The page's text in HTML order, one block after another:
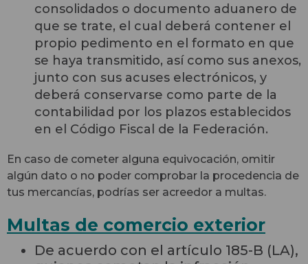
consolidados o documento aduanero de
que se trate, el cual deberá contener el
propio pedimento en el formato en que
se haya transmitido, así como sus anexos,
junto con sus acuses electrónicos, y
deberá conservarse como parte de la
contabilidad por los plazos establecidos
en el Código Fiscal de la Federación.
En caso de cometer alguna equivocación, omitir
algún dato o no poder comprobar la procedencia de
tus mercancías, podrías ser acreedor a multas.
Multas de comercio exterior
De acuerdo con el artículo 185-B (LA),